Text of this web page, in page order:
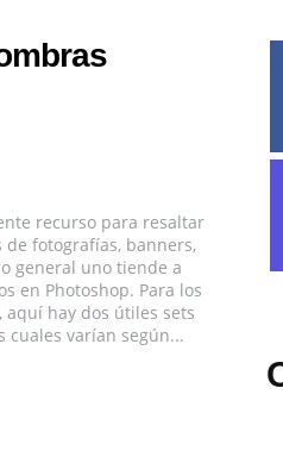
recurso para resaltar
de fotografías, banners,
general uno tiende a
en Photoshop. Para los
hay dos útiles sets
cuales varían según...